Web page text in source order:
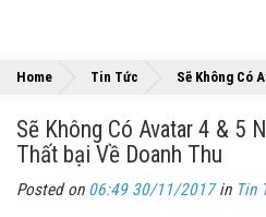
Home Tin Tức Sẽ Không Có
Sẽ Không Có Avatar 4 & 5
Thất bại Về Doanh Thu
Posted on 06:49 30/11/2017in Tin